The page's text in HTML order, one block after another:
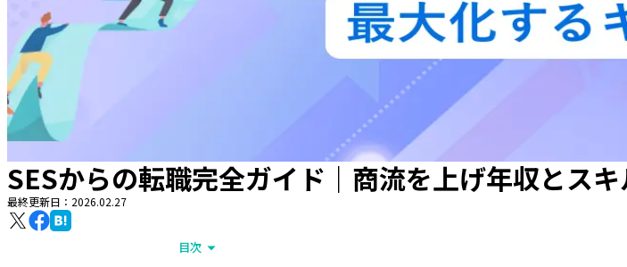
SESからの転職完全ガイド｜商流を上げ年収とス
最終更新日： 2026.02.27
目次